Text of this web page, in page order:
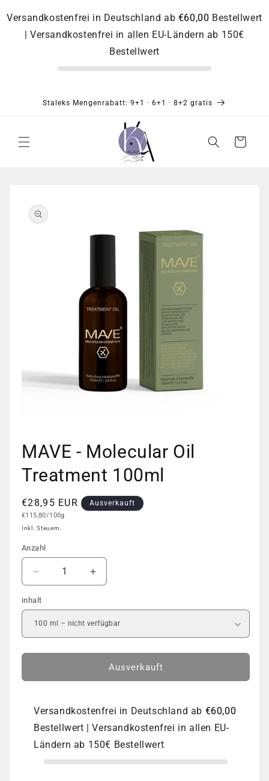
Versandkostenfrei in Deutschland ab €60,00 Bestellwert
| Versandkostenfrei in allen EU-Ländern ab 150€
Bestellwert
zum
Inhalt
Staleks Mengenrabatt: 9+1 · 6+1 · 8+2 gratis
Warenkorb
in
Modal
öffnen
MAVE - Molecular Oil
Treatment 100ml
Normaler
Preis
€28,95 EUR
Grundpreis
€115,80/100g
Ausverkauft
Inkl. Steuern.
Anzahl
Anzahl
Verringere
die
Menge
MAVE
-
Molecular
Erhöhe
die
MAVE
-
Molecular
inhalt
Ausverkauft
Versandkostenfrei in Deutschland ab €60,00
Bestellwert | Versandkostenfrei in allen EU-
Ländern ab 150€ Bestellwert